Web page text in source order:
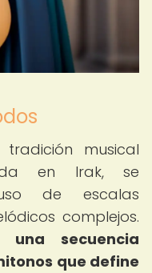
musical
en Irak, se
de escalas
complejos.
secuencia
que define